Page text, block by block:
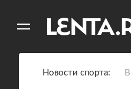
Новости спорта